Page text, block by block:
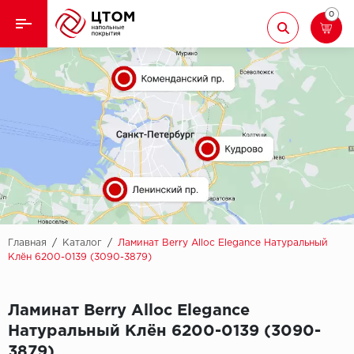
Назад
Кварцвиниловая плитка
Назад
Aberhof
Adelar
Alfa
AllureFloor
Alpine floor
Arbiton
Ламинат
Ковролин
Линолеум
Паркет
Плинтус
Подложка
0
Главная / Каталог /
Ламинат Berry Alloc Elegance Натуральный
Клён 6200-0139 (3090-3879)
Ламинат Berry Alloc Elegance
Натуральный Клён 6200-0139 (3090-